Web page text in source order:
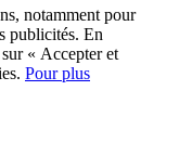
notamment pour
publicités. En
« Accepter et
Pour plus